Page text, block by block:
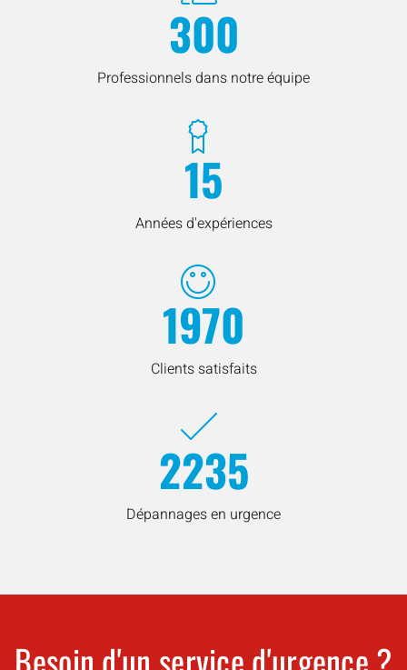
300
Professionnels dans notre équipe
15
Années d'expériences
1970
Clients satisfaits
2235
Dépannages en urgence